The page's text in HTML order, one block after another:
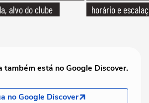
alvo do clube
horário e
também está no Google Discover.
no Google Discover